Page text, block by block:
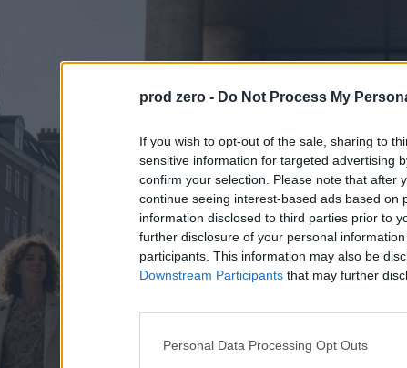
prod zero - Do Not Process My
If you wish to opt-out of the sale, sharing to
sensitive information for targeted advertising
confirm your selection. Please note that after
continue seeing interest-based ads based
information disclosed to third parties prior to
further disclosure of your personal
participants. This information may also be
Downstream Participants that may further
Personal Data Processing Opt Outs